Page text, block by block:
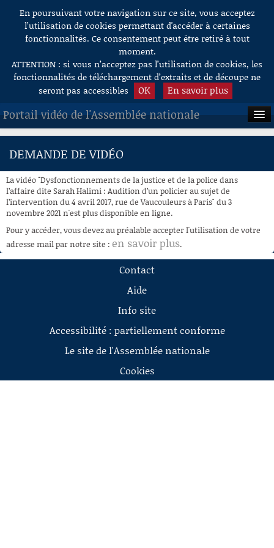
Aller au contenu
En poursuivant votre navigation sur ce site, vous acceptez
l’utilisation de cookies permettant d'accéder à certaines
fonctionnalités. Ce consentement peut être retiré à tout
moment.
ATTENTION : si vous n’acceptez pas l’utilisation de cookies, les
fonctionnalités de téléchargement d’extraits et de découpe ne
seront pas accessibles
OK En savoir plus
Portail vidéo de l'Assemblée nationale
ACCUEIL
À LA DEMANDE
RECHERCHE
AIDE À LA DÉCOUPE
DE VIDÉOS
DEMANDE DE VIDÉO
La vidéo "Dysfonctionnements de la justice et de la police dans
l’affaire dite Sarah Halimi : Audition d’un policier au sujet de
l’intervention du 4 avril 2017, rue de Vaucouleurs à Paris" du 3
novembre 2021 n'est plus disponible en ligne.
Pour y accéder, vous devez au préalable accepter l'utilisation de votre
adresse mail par notre site : en savoir plus.
Contact
Aide
Info site
Accessibilité : partiellement conforme
Le site de l'Assemblée nationale
Cookies